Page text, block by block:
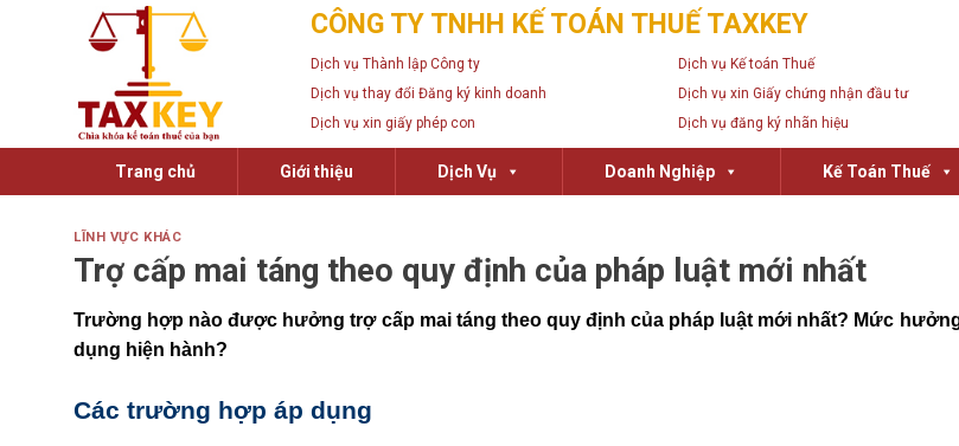
CÔNG TY TNHH KẾ TOÁN THUẾ TAXKEY
Dịch vụ Thành lập Công ty
Dịch vụ Kế toán Thuế
Dịch vụ thay đổi Đăng ký kinh doanh
Dịch vụ xin Giấy chứng nhận đầu tư
Dịch vụ xin giấy phép con
Dịch vụ đăng ký nhãn hiệu
Trang chủ Giới thiệu Dịch Vụ Doanh Nghiệp Kế Toán Thuế
LĨNH VỰC KHÁC
Trợ cấp mai táng theo quy định của pháp luật mới nhất
Trường hợp nào được hưởng trợ cấp mai táng theo quy định của pháp luật mới nhất? Mức
dụng hiện hành?
Các trường hợp áp dụng